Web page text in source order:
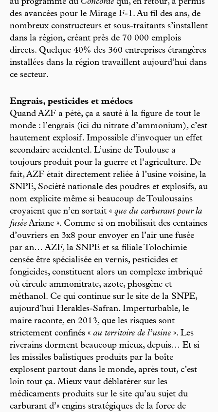
au programme du Concorde qui, en retour, a permis
des avancées pour le Mirage F-1. Au fil des ans, de
nombreux constructeurs et sous-traitants s’installent
dans la région, créant près de 70 000 emplois
directs. Quelque 40% des 360 entreprises étrangères
installées dans la région travaillent aujourd’hui dans
ce secteur.
Engrais, pesticides et médocs
Quand AZF a pété, ça a sauté à la figure de tout le
monde : l’engrais (ici du nitrate d’ammonium), c’est
hautement explosif. Impossible d’invoquer un effet
secondaire accidentel. L’usine de Toulouse a
toujours produit pour la guerre et l’agriculture. De
fait, AZF était directement reliée à l’usine voisine, la
SNPE, Société nationale des poudres et explosifs, au
nom explicite même si beaucoup de Toulousains
croyaient que n’en sortait « que du carburant pour la
fusée Ariane ». Comme si on mobilisait des centaines
d’ouvriers en 3x8 pour envoyer en l’air une fusée
par an… AZF, la SNPE et sa filiale Tolochimie
censée être spécialisée en vernis, pesticides et
fongicides, constituent alors un complexe imbriqué
où circule ammonitrate, azote, phosgène et
méthanol. Ce qui continue sur le site de la SNPE,
aujourd’hui Herakles-Safran. Imperturbable, le
maire raconte, en 2013, que les risques sont
strictement confinés « au territoire de l’usine ». Les
riverains dorment beaucoup mieux, depuis… Et si
les missiles balistiques produits par la boîte
explosent partout dans le monde, après tout, c’est
loin tout ça. Mieux vaut déblatérer sur les
médicaments produits sur le site qu’au sujet du
carburant d’« engins stratégiques de la force de